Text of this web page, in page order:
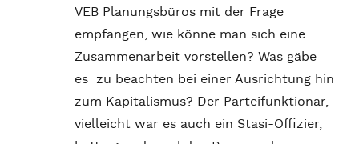
VEB Planungsbüros mit der Frage
empfangen, wie könne man sich eine
Zusammenarbeit vorstellen? Was gäbe
es zu beachten bei einer Ausrichtung hin
zum Kapitalismus? Der Parteifunktionär,
vielleicht war es auch ein Stasi-Offizier,